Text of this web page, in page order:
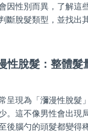
因性別而異，了解這
斷脫髮類型，並找出
性脫髮：整體髮
呈現為「瀰漫性脫髮
。這不像男性會出現
後腦勺的頭髮都變得